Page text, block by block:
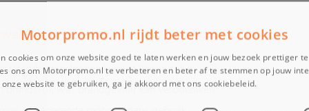
benzinekranen belangrijk zijn
benzinekranen kunnen leiden tot:
brandstof, wat brandgevaar kan veroorzaken
Motorpromo.nl rijdt beter met cookies
cookies om onze website goed te laten werken en jouw bezoek prettiger
ons om Motorpromo.nl te verbeteren en beter af te stemmen op jouw
onze website te gebruiken, ga je akkoord met ons cookiebeleid.